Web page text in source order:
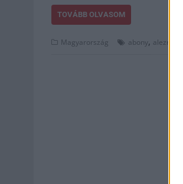
TOVÁBB OLVASOM
Magyarország abony, alezredes